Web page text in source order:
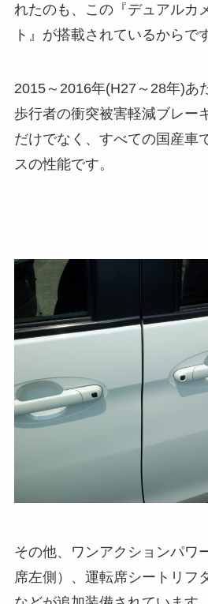
れたのも、この『デュアルカ
ト』が搭載されているからで
2015～2016年(H27～28年)あ
歩行者の衝突被害軽減ブレー
だけでなく、すべての国産車
スの性能です。
その他、ワンアクションパワ
席左側）
、運転席シートリフ